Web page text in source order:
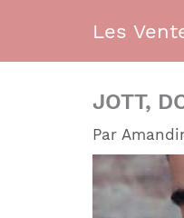
contenu
Les
JOTT,
Par